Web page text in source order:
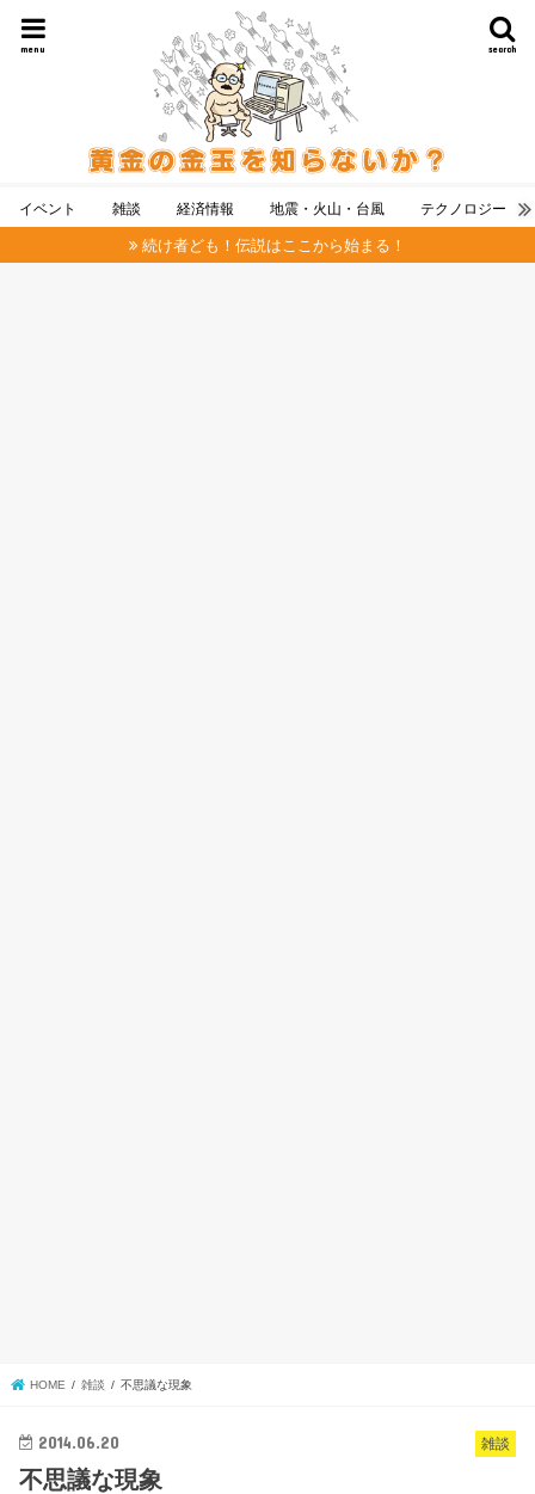
search
menu
イベント 雑談 経済情報 地震・火山・台風 テクノロジー
続け者ども！伝説はここから始まる！
HOME 雑談 不思議な現象
雑談
2014.06.20
不思議な現象